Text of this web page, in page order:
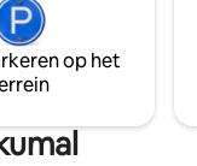
quick
door
ervoor dat
doet er
op het